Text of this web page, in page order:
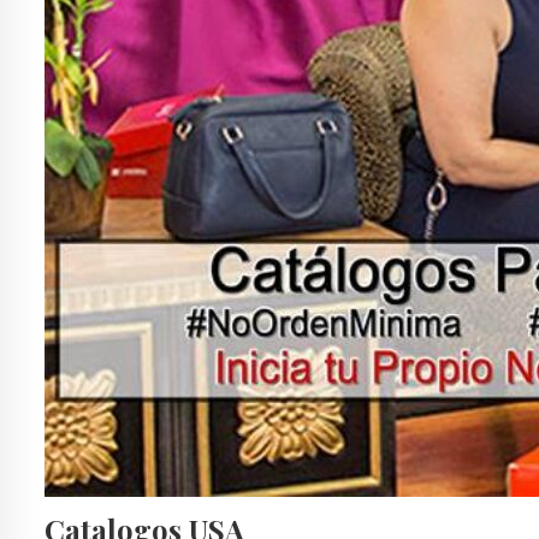
Catalogos USA
ANDREA BOTAS Y CALZADO
ANDREA BOTAS YOUTUBE
ANDREA CABALLERO
ANDREA CALZADO 2017
ANDREA CATALOGO ANDREA
ANDREA CATALOGO CD JUAREZ
ANDREA CATALOGO DEPORTIVO 2017
ANDREA CATALOGO TEENS
ANDREA CATALOGOS 2016
ANDREA CATÁLOGOS ANDREA
ANDREA CATALOGOS DIGITALES OTOÑO INVIERNO 2018
ANDREA CATALOGOS HOMBRE
ANDREA CATALOGOS MEXICO 2016
ANDREA CATALOGOS ONLINE
ANDREA CATALOGOS OTOÑO INVIERNO 2018 EN LINEA
ANDREA CATALOGOS TIJUANA
ANDREA CERRADO
ANDREA CERRADO VERANO 2017
ANDREA COM CATALOGOS 2016
ANDREA COM CATALOGOS 2017
ANDREA COM OTOÑO INVIERNO 2016
ANDREA CONFORT
ANDREA DAMA
ANDREA DAMA VERANO 2018
ANDREA DE MEXICO
ANDREA DEPORTIVO
ANDREA EN EL NOMBRE DEL DISEÑO
ANDREA EN EL NOMBRE DEL DISEÑO 2017
ANDREA EN EL NOMBRE DEL DISEÑO BOTAS
ANDREA EN EL NOMBRE DEL DISEÑO CATÁLOGOS
ANDREA EN EL NOMBRE DEL DISEÑO MEXICO
ANDREA EN ESTADOS UNIDOS
ANDREA EN LINEA
ANDREA ESTADOS UNIDOS